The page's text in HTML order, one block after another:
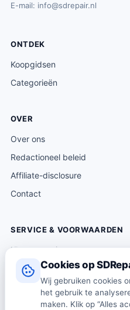
Cookies op
Wij gebruiken cookies
het gebruik te
maken. Klik op “Alles
E-mail: info@sdrepair.nl
ONTDEK
Koopgidsen
Categorieën
OVER
Over ons
Redactioneel beleid
Affiliate-disclosure
Contact
SERVICE & VOORWAARDEN
Klantenservice
Verzending & levering
Retourneren
Algemene voorwaarden